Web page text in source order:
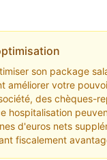
son package
améliorer votre
des chèques-
hospitalisation
d'euros nets
fiscalement